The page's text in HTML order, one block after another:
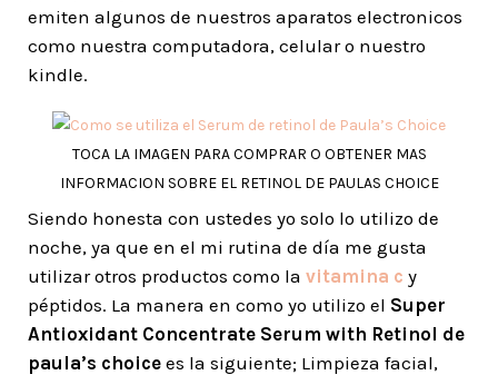
emiten algunos de nuestros aparatos electronicos
como nuestra computadora, celular o nuestro
kindle.
TOCA LA IMAGEN PARA COMPRAR O OBTENER MAS
INFORMACION SOBRE EL RETINOL DE PAULAS CHOICE
Siendo honesta con ustedes yo solo lo utilizo de
noche, ya que en el mi rutina de día me gusta
utilizar otros productos como la vitamina c y
péptidos. La manera en como yo utilizo el Super
Antioxidant Concentrate Serum with Retinol de
paula’s choice es la siguiente; Limpieza facial,